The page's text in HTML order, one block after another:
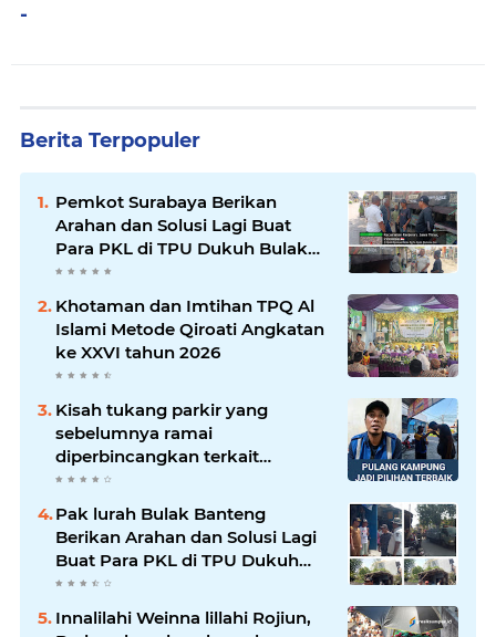
-
Berita Terpopuler
Pemkot Surabaya Berikan
Arahan dan Solusi Lagi Buat
Para PKL di TPU Dukuh Bulak
Banteng Surabaya
Khotaman dan Imtihan TPQ Al
Islami Metode Qiroati Angkatan
ke XXVI tahun 2026
Kisah tukang parkir yang
sebelumnya ramai
diperbincangkan terkait
persoalan parkir gratis di
sebuah minimarket di Bekasi
kini memasuki babak baru.
Pak lurah Bulak Banteng
Berikan Arahan dan Solusi Lagi
Buat Para PKL di TPU Dukuh
Bulak Banteng Surabaya
Innalilahi Weinna lillahi Rojiun,